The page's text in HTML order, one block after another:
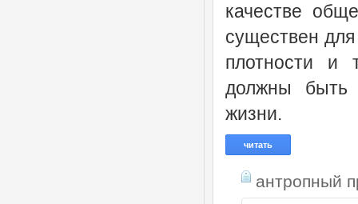
качестве
существен
плотности и
должны быть
жизни.
читать
антропный